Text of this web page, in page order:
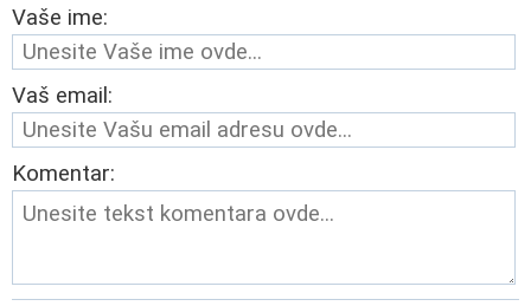
Vaše ime:
Vaš email:
Komentar: